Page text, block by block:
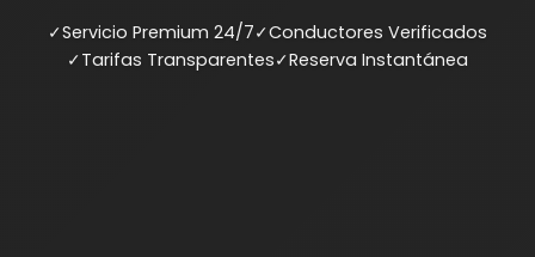
✓Servicio Premium 24/7✓Conductores Verificados
✓Tarifas Transparentes✓Reserva Instantánea